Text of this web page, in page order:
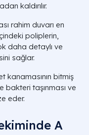
kaldırılır.
rahim duvarı en
poliplerin,
daha detaylı ve
sağlar.
kanamasının bitmiş
bakteri taşınması ve
eder.
A